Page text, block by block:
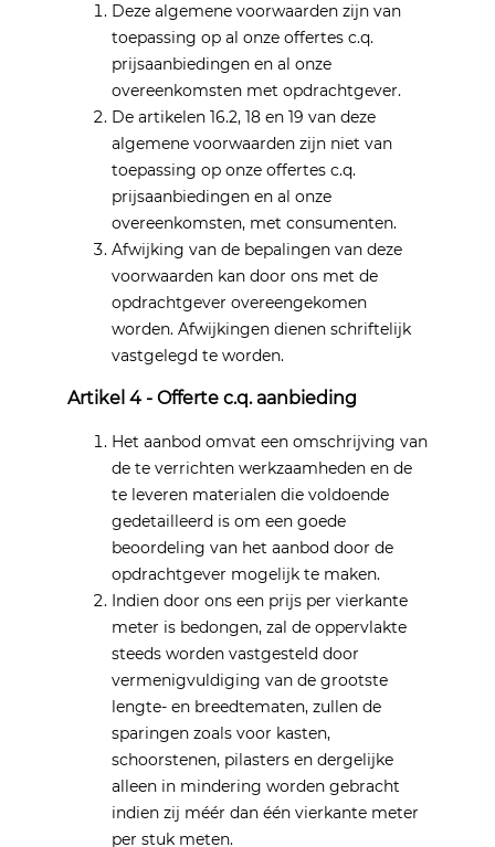
Deze algemene voorwaarden zijn van
toepassing op al onze offertes c.q.
prijsaanbiedingen en al onze
overeenkomsten met opdrachtgever.
De artikelen 16.2, 18 en 19 van deze
algemene voorwaarden zijn niet van
toepassing op onze offertes c.q.
prijsaanbiedingen en al onze
overeenkomsten, met consumenten.
Afwijking van de bepalingen van deze
voorwaarden kan door ons met de
opdrachtgever overeengekomen
worden. Afwijkingen dienen schriftelijk
vastgelegd te worden.
Artikel 4 - Offerte c.q. aanbieding
Het aanbod omvat een omschrijving van
de te verrichten werkzaamheden en de
te leveren materialen die voldoende
gedetailleerd is om een goede
beoordeling van het aanbod door de
opdrachtgever mogelijk te maken.
Indien door ons een prijs per vierkante
meter is bedongen, zal de oppervlakte
steeds worden vastgesteld door
vermenigvuldiging van de grootste
lengte- en breedtematen, zullen de
sparingen zoals voor kasten,
schoorstenen, pilasters en dergelijke
alleen in mindering worden gebracht
indien zij méér dan één vierkante meter
per stuk meten.